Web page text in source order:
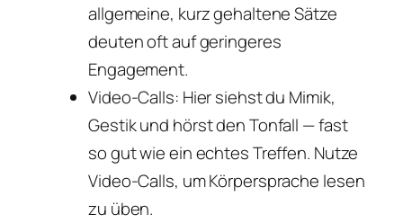
allgemeine, kurz gehaltene Sätze
deuten oft auf geringeres
Engagement.
Video-Calls: Hier siehst du Mimik,
Gestik und hörst den Tonfall — fast
so gut wie ein echtes Treffen. Nutze
Video-Calls, um Körpersprache lesen
zu üben.